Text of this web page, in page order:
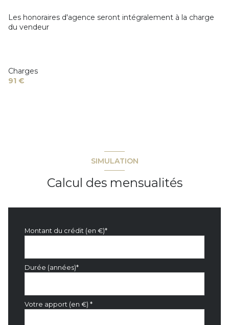
Les honoraires d'agence seront intégralement à la charge
du vendeur
Charges
91 €
SIMULATION
Calcul des mensualités
Montant du crédit (en €)*
Durée (années)*
Votre apport (en €) *